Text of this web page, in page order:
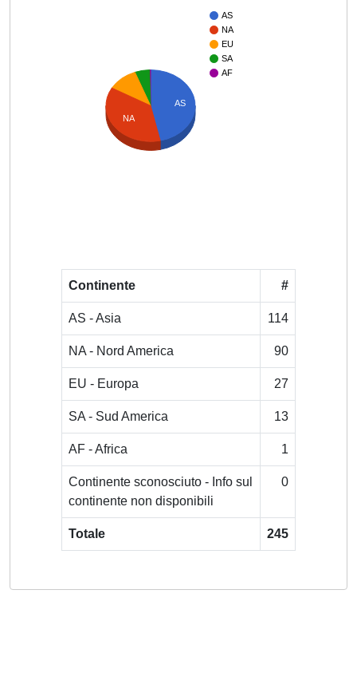
AS
NA
EU
SA
AF
AS
NA
Continente #
AS - Asia 114
NA - Nord America 90
EU - Europa 27
SA - Sud America 13
AF - Africa 1
Continente sconosciuto - Info sul
continente non disponibili
0
Totale 245